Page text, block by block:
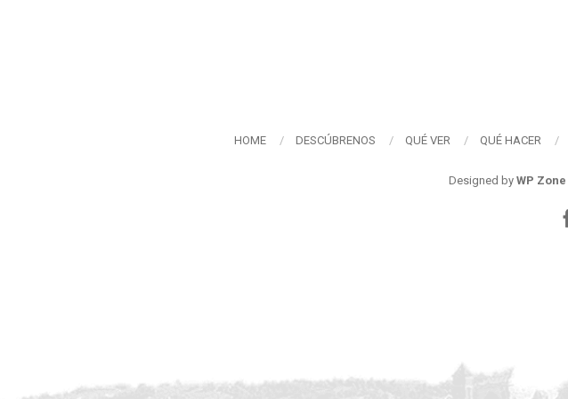
HOME DESCÚBRENOS QUÉ VER QUÉ HACER
Designed by WP Zone